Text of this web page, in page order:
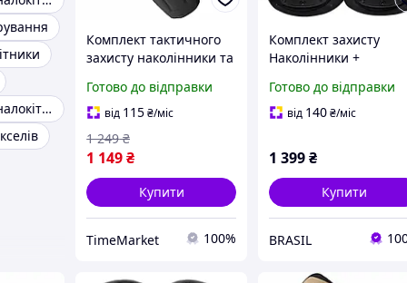
Наколінники і налокітники військові
Комплект тактичного
захисту наколінники та
міцного пластику
коричневі для безпеки
в польових умовах
Готово до відправки
від 115₴/міс
1 149₴
1 249 ₴
Купити
TimeMarket 100%
Комплект захисту
Наколінники +
удароміцного
(Чорний) :BRASIL:
Готово до відправки
від 140₴/міс
1 399₴
Купити
BRASIL